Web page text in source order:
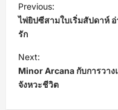
o
s
t
n
a
Previous:
ไพ่ยิปซีสามใบเริ่มสัปดาห์
รัก
Next:
Minor Arcana กับการวาง
จังหวะชีวิต